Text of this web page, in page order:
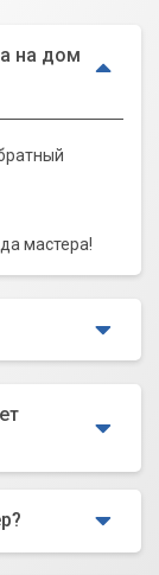
на дом
мастера!